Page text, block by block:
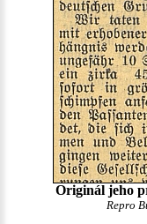
Originál jeho
Repro